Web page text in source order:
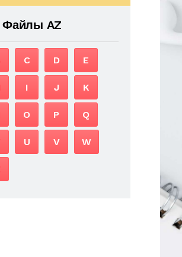
Файлы AZ
C D E
I J K
O P Q
U V W